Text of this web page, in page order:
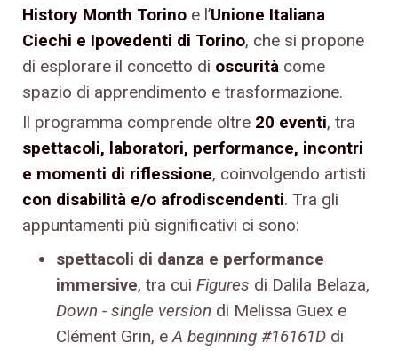
History Month Torino e l’Unione Italiana
Ciechi e Ipovedenti di Torino, che si propone
di esplorare il concetto di oscurità come
spazio di apprendimento e trasformazione.
Il programma comprende oltre 20 eventi, tra
spettacoli, laboratori, performance, incontri
e momenti di riflessione, coinvolgendo artisti
con disabilità e/o afrodiscendenti. Tra gli
appuntamenti più significativi ci sono:
spettacoli di danza e performance
immersive, tra cui Figures di Dalila Belaza,
Down - single version di Melissa Guex e
Clément Grin, eA beginning #16161D di